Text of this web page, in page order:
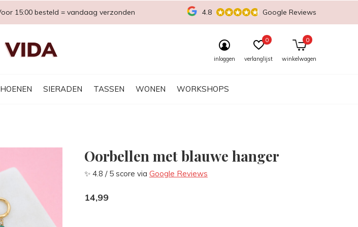
SIERADEN TASSEN WONEN WORKSHOPS
inloggen verlanglijst
0
winkelwagen
0
15:00 besteld = vandaag verzonden 4.8 Google Reviews
Oorbellen met blauwe hanger
✨ 4.8 / 5 score via Google Reviews
14,99